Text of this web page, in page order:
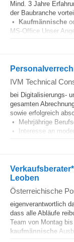
Mind. 3 Jahre
der Baubranche
• Kaufmännische
MS-Office Unser
IVM Technical
bei Digitalisierungs-
gesamten
sowie erfolgreich
• Mehrjährige
• Interesse an
Leoben
Österreichische
eigenverantwortlich
dass alle Abläufe
Team von Montag
kaufmännische